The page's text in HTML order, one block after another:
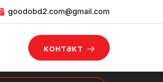
goodobd2.com@gmail.com
контакт